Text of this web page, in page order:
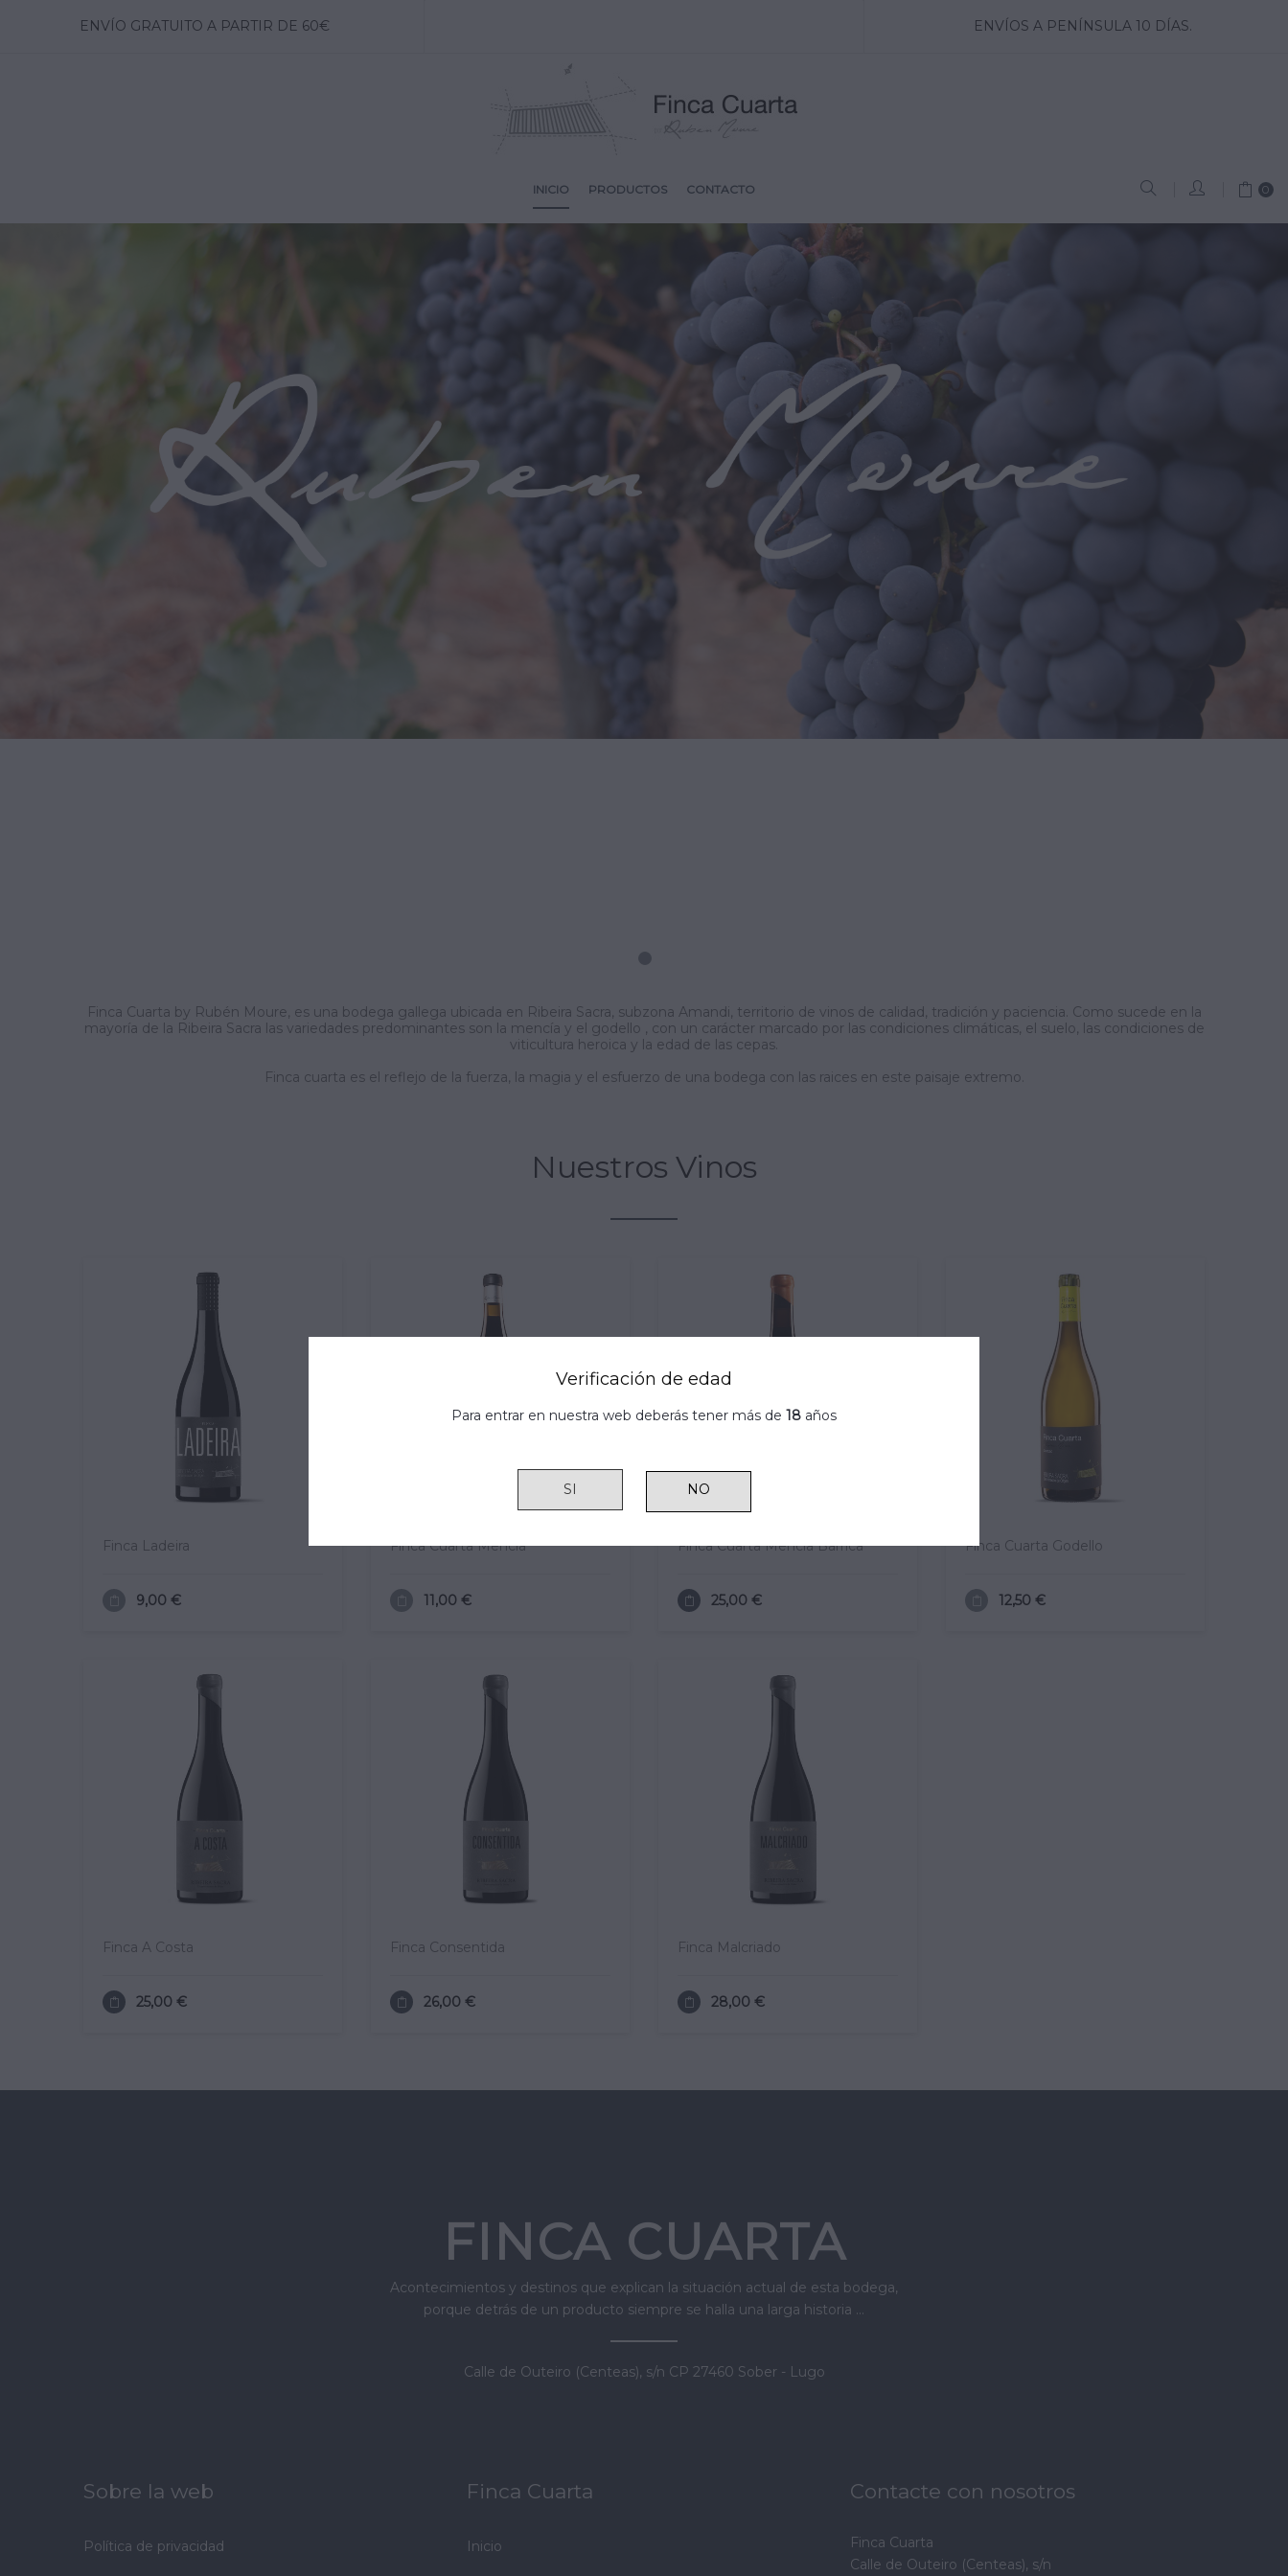
ENVÍO GRATUITO A PARTIR DE 60€ ENVÍOS A PENÍNSULA 10 DÍAS.
INICIO PRODUCTOS CONTACTO 0
Finca Cuarta by Rubén Moure, es una bodega gallega ubicada en Ribeira Sacra, subzona Amandi, territorio de vinos de calidad, tradición y paciencia. Como sucede en la
mayoría de la Ribeira Sacra las variedades predominantes son la mencía y el godello , con un carácter marcado por las condiciones climáticas, el suelo, las condiciones de
viticultura heroica y la edad de las cepas.
Finca cuarta es el reflejo de la fuerza, la magia y el esfuerzo de una bodega con las raices en este paisaje extremo.
Nuestros Vinos
Finca Ladeira
9,00 €
Finca Cuarta Mencía
11,00 €
Finca Cuarta Mencía Barrica
25,00 €
Finca Cuarta Godello
12,50 €
Finca A Costa
25,00 €
Finca Consentida
26,00 €
Finca Malcriado
28,00 €
FINCA CUARTA
Acontecimientos y destinos que explican la situación actual de esta bodega,
porque detrás de un producto siempre se halla una larga historia ...
Calle de Outeiro (Centeas), s/n CP 27460 Sober - Lugo
Sobre la web
Política de privacidad
Finca Cuarta
Inicio
Contacte con nosotros
Finca Cuarta
Calle de Outeiro (Centeas), s/n
Verificación de edad
Para entrar en nuestra web deberás tener más de18 años
SI